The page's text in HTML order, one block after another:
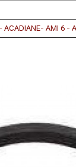
ACADIANE- AMI 6 -